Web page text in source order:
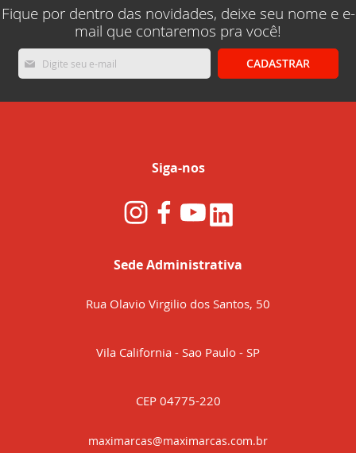
Fique por dentro das novidades, deixe seu nome e e-
mail que contaremos pra você!
Inscreva-
se
nossa
CADASTRAR
Siga-nos
Sede Administrativa
Rua Olavio Virgilio dos Santos, 50
Vila California - Sao Paulo - SP
CEP 04775-220
maximarcas@maximarcas.com.br